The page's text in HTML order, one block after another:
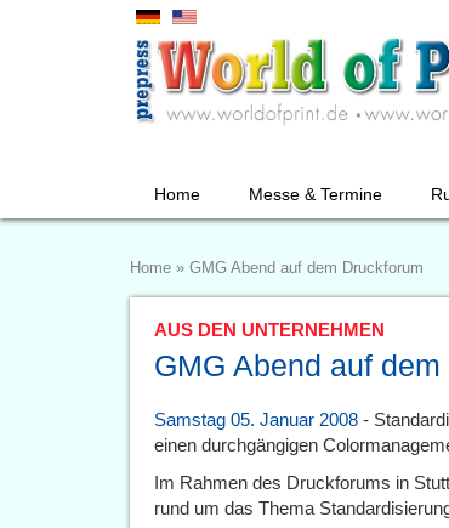
Home Messe & Termine
Home » GMG Abend auf dem Druckforum
AUS DEN UNTERNEHMEN
GMG Abend auf
Samstag 05. Januar 2008 -
einen durchgängigen
Im Rahmen des Druckforums in
rund um das Thema